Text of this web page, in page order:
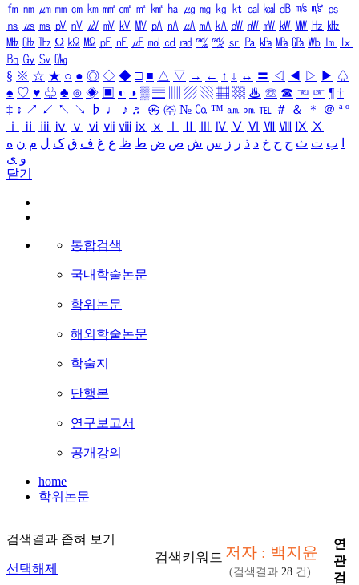
㎙ ㎚ ㎛ ㎜ ㎝ ㎞ ㎟ ㎠ ㎡ ㎢ ㏊ ㎍ ㎎ ㎏ ㏏ ㎈ ㎉ ㏈ ㎧ ㎨ ㎰
㎱ ㎲ ㎳ ㎴ ㎵ ㎶ ㎷ ㎸ ㎹ ㎀ ㎁ ㎂ ㎃ ㎄ ㎺ ㎻ ㎽ ㎾ ㎿ ㎐ ㎑
㎒ ㎓ ㎔ Ω ㏀ ㏁ ㎊ ㎋ ㎌ ㏖ ㏅ ㎭ ㎮ ㎯ ㏛ ㎩ ㎪ ㎫ ㎬ ㏝ ㏐
㏓
㏃ ㏉ ㏜ ㏆
§ ※ ☆ ★ ○ ● ◎ ◇ ◆ □ ■ △ ▽ → ← ↑ ↓ ↔ 〓 ◁ ◀ ▷ ▶ ♤
♠ ♡ ♥ ♧ ♣ ⊙ ◈ ▣ ◐ ◑ ▒ ▤ ▨ ▧ ▦ ▩ ♨ ☏ ☎ ☜ ☞ ¶ †
‡ ↕ ↗ ↙ ↖ ↘ ♭ ♩ ♪ ♬ ㉿ ㈜ № ㏇ ™ ㏂ ㏘ ℡ ＃ ＆ ＊ ＠ ª º
ⅰ
ⅱ ⅲ ⅳ ⅴ ⅵ ⅶ ⅷ ⅸ ⅹ Ⅳ Ⅴ Ⅵ Ⅶ Ⅷ Ⅸ Ⅹ
ب ت ث ج ح خ د ذ ر ز س ش ص ض ط ظ ع غ ف ق ک ل م ن ه
و ی
닫기
통합검색
국내학술논문
학위논문
해외학술논문
학술지
단행본
연구보고서
공개강의
home
학위논문
검색결과 좁혀 보기
선택해제
검색키워드 저자 : 백지윤
(검색결과 28 건)
연
관
검